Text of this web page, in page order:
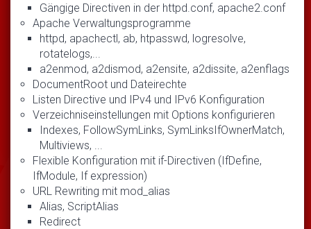
Gängige Directiven in der httpd.conf, apache2.conf
Apache Verwaltungsprogramme
httpd, apachectl, ab, htpasswd, logresolve,
rotatelogs,...
a2enmod, a2dismod, a2ensite, a2dissite, a2enflags
DocumentRoot und Dateirechte
Listen Directive und IPv4 und IPv6 Konfiguration
Verzeichniseinstellungen mit Options konfigurieren
Indexes, FollowSymLinks, SymLinksIfOwnerMatch,
Multiviews, ...
Flexible Konfiguration mit if-Directiven (IfDefine,
IfModule, If expression)
URL Rewriting mit mod_alias
Alias, ScriptAlias
Redirect